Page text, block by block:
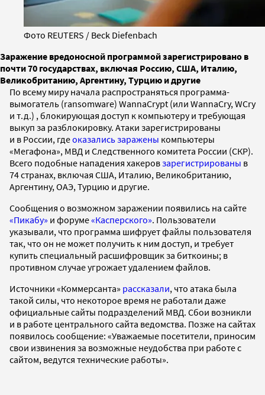
Фото REUTERS / Beck Diefenbach
Заражение вредоносной программой зарегистрировано в
почти 70 государствах, включая Россию, США, Италию,
Великобританию, Аргентину, Турцию и другие
По всему миру начала распространяться программа-
вымогатель (ransomware) WannaCrypt (или WannaCry, WCry
и т.д.) , блокирующая доступ к компьютеру и требующая
выкуп за разблокировку. Атаки зарегистрированы
и в России, гдеоказались заражены компьютеры
«Мегафона», МВД и Следственного комитета России (СКР).
Всего подобные нападения хакеровзарегистрированы в
74 странах, включая США, Италию, Великобританию,
Аргентину, ОАЭ, Турцию и другие.
Сообщения о возможном заражении появились на сайте
«Пикабу» и форуме«Касперского». Пользователи
указывали, что программа шифрует файлы пользователя
так, что он не может получить к ним доступ, и требует
купить специальный расшифровщик за биткоины; в
противном случае угрожает удалением файлов.
Источники «Коммерсанта» рассказали, что атака была
такой силы, что некоторое время не работали даже
официальные сайты подразделений МВД. Сбои возникли
и в работе центрального сайта ведомства. Позже на сайтах
появилось сообщение: «Уважаемые посетители, приносим
свои извинения за возможные неудобства при работе с
сайтом, ведутся технические работы».